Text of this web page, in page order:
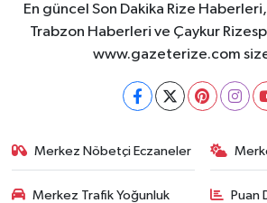
En güncel Son Dakika Rize
Trabzon Haberleri ve Çaykur
www.gazeterize.com
Merkez Nöbetçi Eczaneler
Merkez Trafik Yoğunluk
Puan